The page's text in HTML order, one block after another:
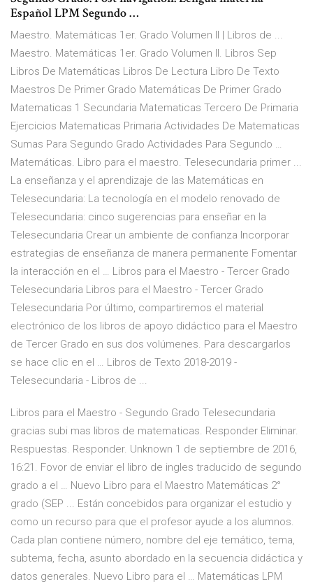
Español LPM Segundo …
Maestro. Matemáticas 1er. Grado Volumen II | Libros de ...
Maestro. Matemáticas 1er. Grado Volumen II. Libros Sep
Libros De Matemáticas Libros De Lectura Libro De Texto
Maestros De Primer Grado Matemáticas De Primer Grado
Matematicas 1 Secundaria Matematicas Tercero De Primaria
Ejercicios Matematicas Primaria Actividades De Matematicas
Sumas Para Segundo Grado Actividades Para Segundo …
Matemáticas. Libro para el maestro. Telesecundaria primer ...
La enseñanza y el aprendizaje de las Matemáticas en
Telesecundaria: La tecnología en el modelo renovado de
Telesecundaria: cinco sugerencias para enseñar en la
Telesecundaria Crear un ambiente de confianza Incorporar
estrategias de enseñanza de manera permanente Fomentar
la interacción en el … Libros para el Maestro - Tercer Grado
Telesecundaria Libros para el Maestro - Tercer Grado
Telesecundaria Por último, compartiremos el material
electrónico de los libros de apoyo didáctico para el Maestro
de Tercer Grado en sus dos volúmenes. Para descargarlos
se hace clic en el … Libros de Texto 2018-2019 -
Telesecundaria - Libros de ...
Libros para el Maestro - Segundo Grado Telesecundaria
gracias subi mas libros de matematicas. Responder Eliminar.
Respuestas. Responder. Unknown 1 de septiembre de 2016,
16:21. Fovor de enviar el libro de ingles traducido de segundo
grado a el … Nuevo Libro para el Maestro Matemáticas 2°
grado (SEP ... Están concebidos para organizar el estudio y
como un recurso para que el profesor ayude a los alumnos.
Cada plan contiene número, nombre del eje temático, tema,
subtema, fecha, asunto abordado en la secuencia didáctica y
datos generales. Nuevo Libro para el … Matemáticas LPM